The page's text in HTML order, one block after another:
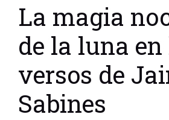
La magia
de la luna en
versos de
Sabines